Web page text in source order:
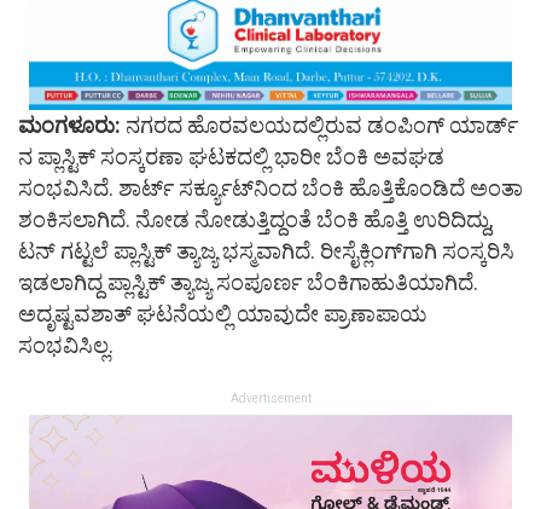
ಮಂಗಳೂರು: ನಗರದ ಹೊರವಲಯದಲ್ಲಿರುವ ಡಂಪಿಂಗ್ ಯಾರ್ಡ್​
ನ ಪ್ಲಾಸ್ಟಿಕ್ ಸಂಸ್ಕರಣಾ ಘಟಕದಲ್ಲಿ ಭಾರೀ ಬೆಂಕಿ ಅವಘಡ
ಸಂಭವಿಸಿದೆ. ಶಾರ್ಟ್ ಸರ್ಕ್ಯೂಟ್​ನಿಂದ ಬೆಂಕಿ ಹೊತ್ತಿಕೊಂಡಿದೆ ಅಂತಾ
ಶಂಕಿಸಲಾಗಿದೆ. ನೋಡ ನೋಡುತ್ತಿದ್ದಂತೆ ಬೆಂಕಿ ಹೊತ್ತಿ ಉರಿದಿದ್ದು,
ಟನ್ ಗಟ್ಟಲೆ ಪ್ಲಾಸ್ಟಿಕ್ ತ್ಯಾಜ್ಯ ಭಸ್ಮವಾಗಿದೆ. ರೀಸೈಕ್ಲಿಂಗ್​ಗಾಗಿ ಸಂಸ್ಕರಿಸಿ
ಇಡಲಾಗಿದ್ದ ಪ್ಲಾಸ್ಟಿಕ್ ತ್ಯಾಜ್ಯ ಸಂಪೂರ್ಣ ಬೆಂಕಿಗಾಹುತಿಯಾಗಿದೆ.
ಅದೃಷ್ಟವಶಾತ್ ಘಟನೆಯಲ್ಲಿ ಯಾವುದೇ​ ಪ್ರಾಣಾಪಾಯ
ಸಂಭವಿಸಿಲ್ಲ.
Advertisement